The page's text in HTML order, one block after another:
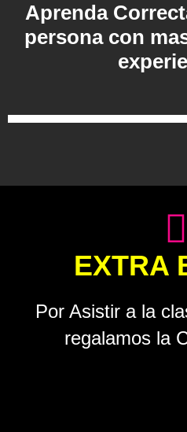
Aprenda
persona con
EXTRA
Por Asistir a la
regalamos la